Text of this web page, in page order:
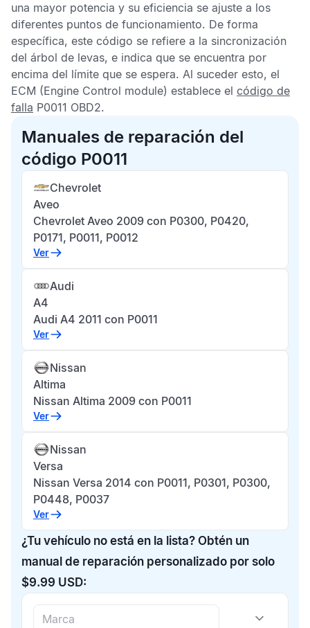
una mayor potencia y su eficiencia se ajuste a los
diferentes puntos de funcionamiento. De forma
específica, este código se refiere a la sincronización
del árbol de levas, e indica que se encuentra por
encima del límite que se espera. Al suceder esto, el
ECM (Engine Control module) establece el código de
falla P0011 OBD2.
Manuales de reparación del
código P0011
Chevrolet
Aveo
Chevrolet Aveo 2009 con P0300, P0420,
P0171, P0011, P0012
Ver
Audi
A4
Audi A4 2011 con P0011
Ver
Nissan
Altima
Nissan Altima 2009 con P0011
Ver
Nissan
Versa
Nissan Versa 2014 con P0011, P0301, P0300,
P0448, P0037
Ver
¿Tu vehículo no está en la lista? Obtén un
manual de reparación personalizado por solo
$9.99 USD: